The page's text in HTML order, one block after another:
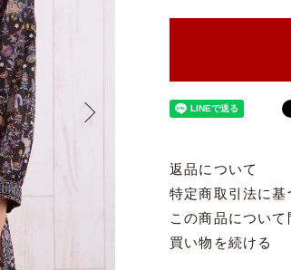
返品について
特定商取引法に基
この商品について
買い物を続ける